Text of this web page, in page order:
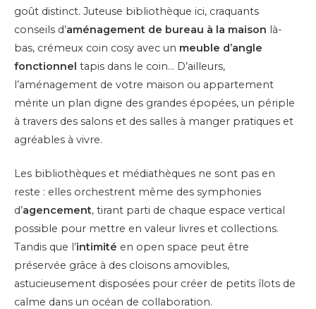
goût distinct. Juteuse bibliothèque ici, craquants
conseils d’aménagement de bureau à la maison là-
bas, crémeux coin cosy avec un meuble d’angle
fonctionnel tapis dans le coin… D’ailleurs,
l’aménagement de votre maison ou appartement
mérite un plan digne des grandes épopées, un périple
à travers des salons et des salles à manger pratiques et
agréables à vivre.
Les bibliothèques et médiathèques ne sont pas en
reste : elles orchestrent même des symphonies
d’agencement, tirant parti de chaque espace vertical
possible pour mettre en valeur livres et collections.
Tandis que l’intimité en open space peut être
préservée grâce à des cloisons amovibles,
astucieusement disposées pour créer de petits îlots de
calme dans un océan de collaboration.